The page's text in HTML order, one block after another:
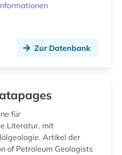
Zur Datenbank
für
Literatur, mit
Artikel der
of Petroleum Geologists